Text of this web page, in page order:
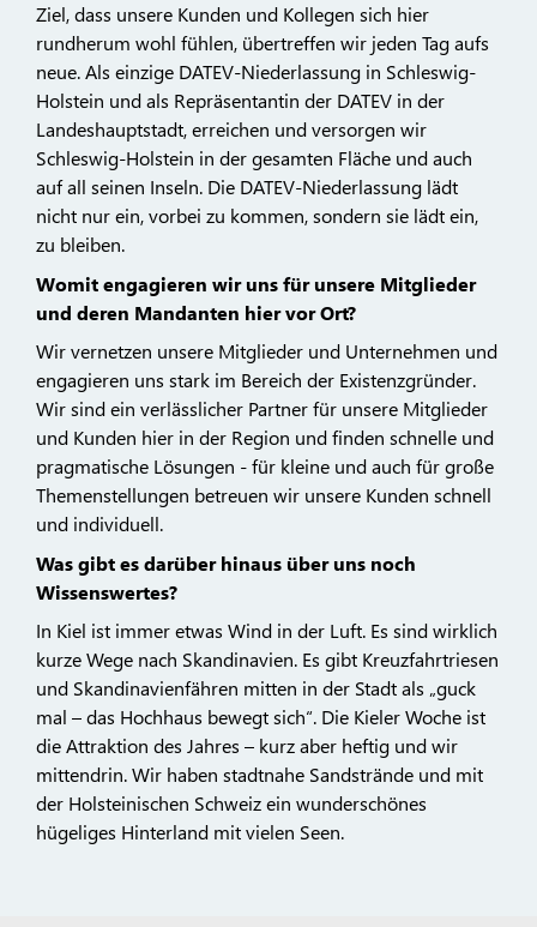
Ziel, dass unsere Kunden und Kollegen sich hier
rundherum wohl fühlen, übertreffen wir jeden Tag aufs
neue. Als einzige DATEV-Niederlassung in Schleswig-
Holstein und als Repräsentantin der DATEV in der
Landeshauptstadt, erreichen und versorgen wir
Schleswig-Holstein in der gesamten Fläche und auch
auf all seinen Inseln. Die DATEV-Niederlassung lädt
nicht nur ein, vorbei zu kommen, sondern sie lädt ein,
zu bleiben.
Womit engagieren wir uns für unsere Mitglieder
und deren Mandanten hier vor Ort?
Wir vernetzen unsere Mitglieder und Unternehmen und
engagieren uns stark im Bereich der Existenzgründer.
Wir sind ein verlässlicher Partner für unsere Mitglieder
und Kunden hier in der Region und finden schnelle und
pragmatische Lösungen - für kleine und auch für große
Themenstellungen betreuen wir unsere Kunden schnell
und individuell.
Was gibt es darüber hinaus über uns noch
Wissenswertes?
In Kiel ist immer etwas Wind in der Luft. Es sind wirklich
kurze Wege nach Skandinavien. Es gibt Kreuzfahrtriesen
und Skandinavienfähren mitten in der Stadt als „guck
mal – das Hochhaus bewegt sich“. Die Kieler Woche ist
die Attraktion des Jahres – kurz aber heftig und wir
mittendrin. Wir haben stadtnahe Sandstrände und mit
der Holsteinischen Schweiz ein wunderschönes
hügeliges Hinterland mit vielen Seen.